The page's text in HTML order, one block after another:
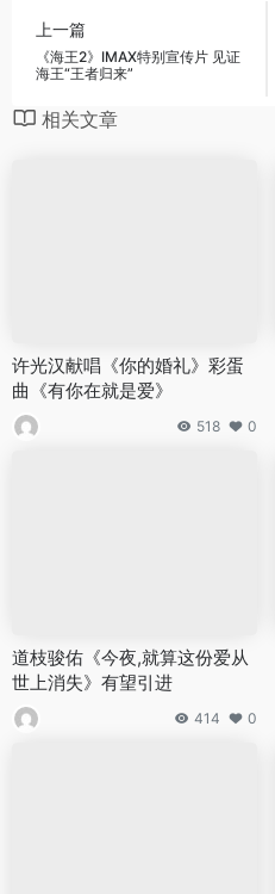
上一篇
《海王2》IMAX特别宣传片 见证
海王“王者归来”
相关文章
许光汉献唱《你的婚礼》彩蛋
曲《有你在就是爱》
518 0
道枝骏佑《今夜,就算这份爱从
世上消失》有望引进
414 0